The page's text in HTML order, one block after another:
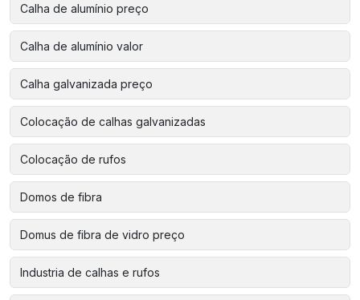
Calha de alumínio preço
Calha de alumínio valor
Calha galvanizada preço
Colocação de calhas galvanizadas
Colocação de rufos
Domos de fibra
Domus de fibra de vidro preço
Industria de calhas e rufos